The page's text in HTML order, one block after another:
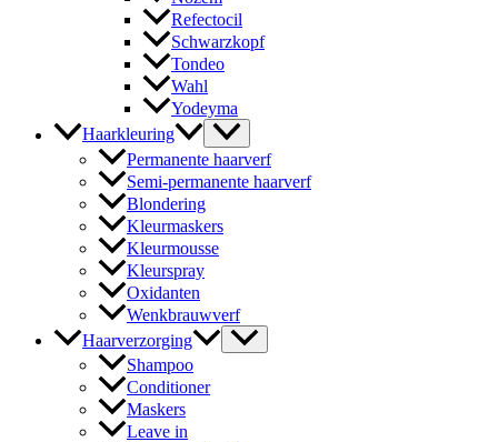
Refectocil
Schwarzkopf
Tondeo
Wahl
Yodeyma
Haarkleuring
Permanente haarverf
Semi-permanente haarverf
Blondering
Kleurmaskers
Kleurmousse
Kleurspray
Oxidanten
Wenkbrauwverf
Haarverzorging
Shampoo
Conditioner
Maskers
Leave in